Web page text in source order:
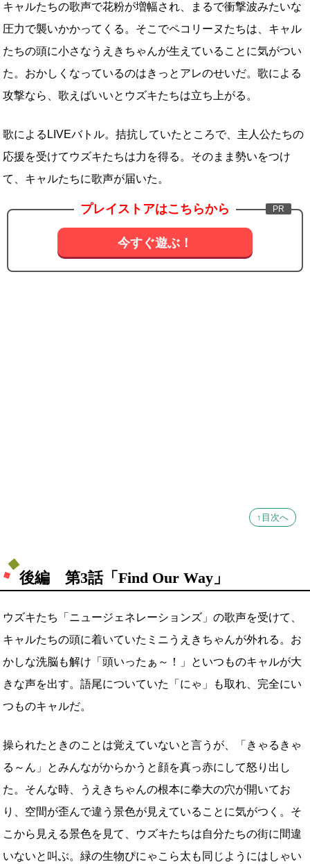
キャルたちの歌声で花粉が増幅され、まるで衝撃波みたいな
圧力で襲いかかってくる。そこでペコリーヌたちは、キャル
たちの頭に小さなうえきちゃんが生えていることに気がつい
た。おかしくなっているのはきっとアレのせいだ。歌による
攻撃なら、歌えばいいとウズキたちは立ち上がる。
歌によるLIVEバトル。拮抗していたところで、主人公たちの
応援を受けてウズキたちは力を得る。そのまま勢いをつけ
て、キャルたちに歌声が届いた。
プレイストアはこちらから
今すぐ遊ぶ！
↑目次へ
後編 第3話「Find Our Way」
ウズキたち「ニュージェネレーションズ」の歌声を受けて、
キャルたちの頭に着いていたミニうえきちゃんが外れる。お
かしな洗脳も解け「頭いったぁ～！」といつものキャルが大
きな声を出す。語尾についていた「にゃ」も取れ、完全にい
つものキャルだ。
操られたときのことは覚えていないと言うが、「きゃるきゃ
る～ん」とみんながからかうと顔を真っ赤にして怒り出し
た。そんな時、うえきちゃんの根本に拳大の穴が開いてお
り、空間が歪んで違う景色が見えていることに気がつく。そ
こから見える景色を見て、ウズキたちは自分たちの街に間違
いないと叫ぶ。緑の生物ぴにゃこら太も同じようにはしゃい